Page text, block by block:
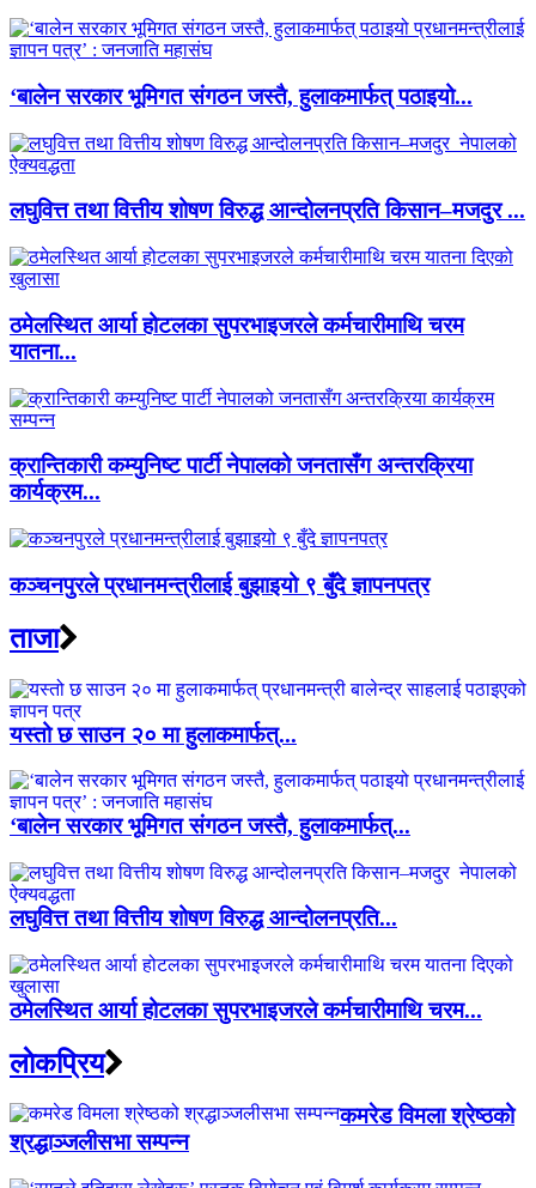
‘बालेन सरकार भूमिगत संगठन जस्तै, हुलाकमार्फत् पठाइयो...
लघुवित्त तथा वित्तीय शोषण विरुद्ध आन्दोलनप्रति किसान–मजदुर ...
ठमेलस्थित आर्या होटलका सुपरभाइजरले कर्मचारीमाथि चरम
यातना...
क्रान्तिकारी कम्युनिष्ट पार्टी नेपालको जनतासँग अन्तरक्रिया
कार्यक्रम...
कञ्चनपुरले प्रधानमन्त्रीलाई बुझाइयो ९ बुँदे ज्ञापनपत्र
ताजा
यस्तो छ साउन २० मा हुलाकमार्फत्...
‘बालेन सरकार भूमिगत संगठन जस्तै, हुलाकमार्फत्...
लघुवित्त तथा वित्तीय शोषण विरुद्ध आन्दोलनप्रति...
ठमेलस्थित आर्या होटलका सुपरभाइजरले कर्मचारीमाथि चरम...
लाेकप्रिय
कमरेड विमला श्रेष्ठको
श्रद्धाञ्जलीसभा सम्पन्न